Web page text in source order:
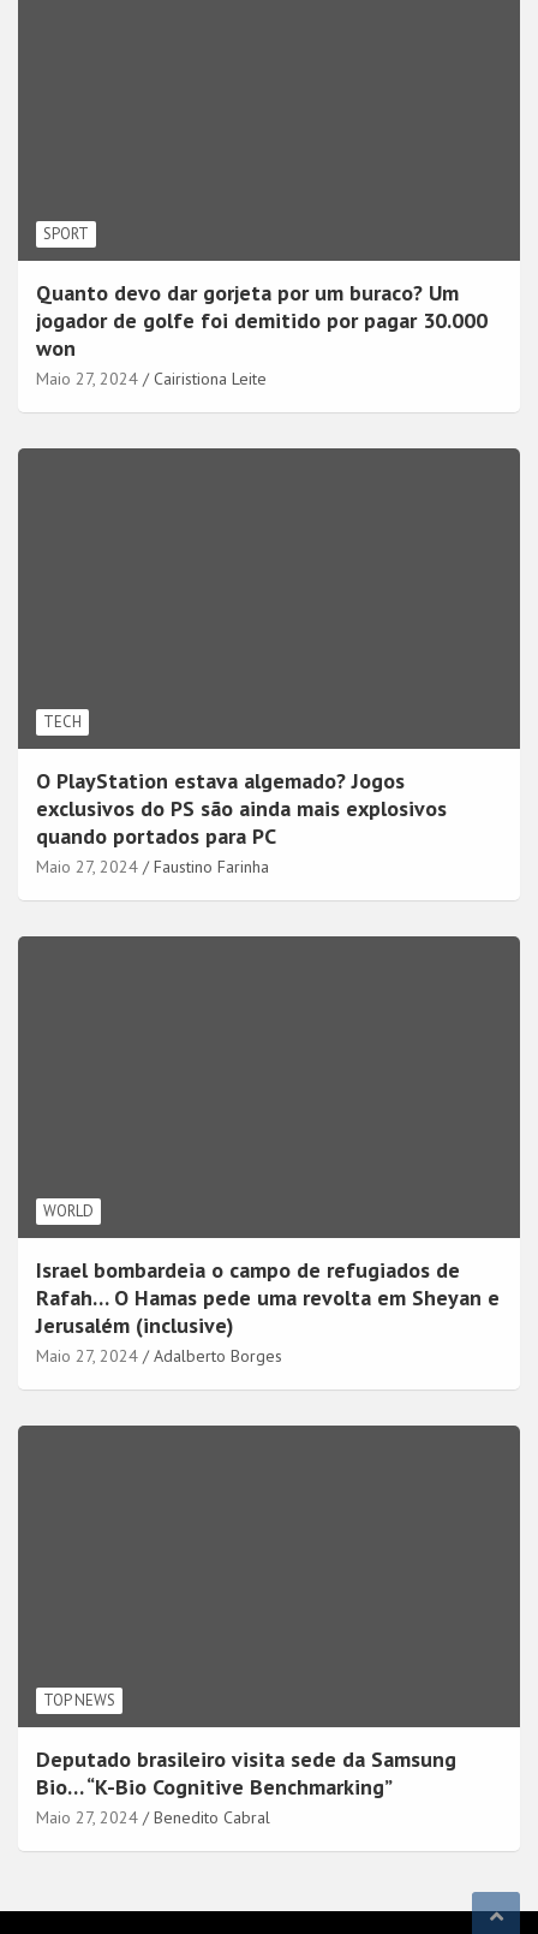
SPORT
Quanto devo dar gorjeta por um buraco? Um
jogador de golfe foi demitido por pagar 30.000
won
Maio 27, 2024 Cairistiona Leite
TECH
O PlayStation estava algemado? Jogos
exclusivos do PS são ainda mais explosivos
quando portados para PC
Maio 27, 2024 Faustino Farinha
WORLD
Israel bombardeia o campo de refugiados de
Rafah… O Hamas pede uma revolta em Sheyan e
Jerusalém (inclusive)
Maio 27, 2024 Adalberto Borges
TOP NEWS
Deputado brasileiro visita sede da Samsung
Bio… “K-Bio Cognitive Benchmarking”
Maio 27, 2024 Benedito Cabral